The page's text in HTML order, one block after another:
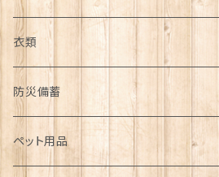
日用品雑貨
インテリア
カゴ・バスケット
服飾雑貨
帽子
キッチン雑貨
衣類
アウター
コート
トップス
防災備蓄
防災用品
ペット用品